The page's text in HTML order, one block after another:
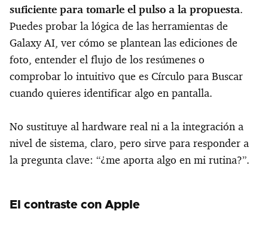
suficiente para tomarle el pulso a la propuesta.
Puedes probar la lógica de las herramientas de
Galaxy AI, ver cómo se plantean las ediciones de
foto, entender el flujo de los resúmenes o
comprobar lo intuitivo que es Círculo para Buscar
cuando quieres identificar algo en pantalla.
No sustituye al hardware real ni a la integración a
nivel de sistema, claro, pero sirve para responder a
la pregunta clave: “¿me aporta algo en mi rutina?”.
El contraste con Apple